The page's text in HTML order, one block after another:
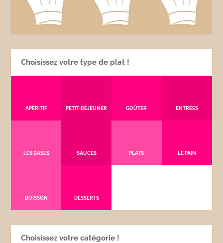
Choisissez votre type de plat !
APÉRITIF PETIT-DÉJEUNER GOÛTER ENTRÉES
LES BASES SAUCES PLATS LE PAIN
BOISSON DESSERTS
Choisissez votre catégorie !